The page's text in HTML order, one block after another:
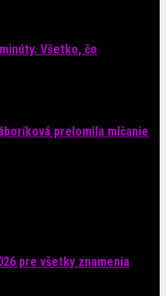
Všetko, čo
prelomila mlčanie
pre všetky znamenia